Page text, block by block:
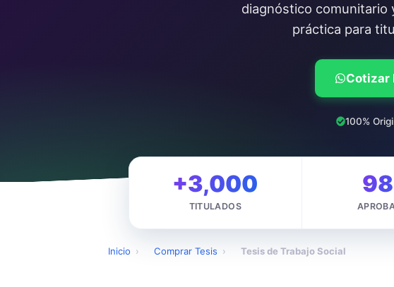
diagnóstico comunitario
práctica para
Cotizar
100%
+3,000
TITULADOS
Inicio › Comprar Tesis › Tesis de Trabajo Social